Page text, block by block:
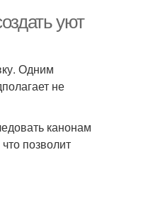
уют
Одним
не
канонам
позволит